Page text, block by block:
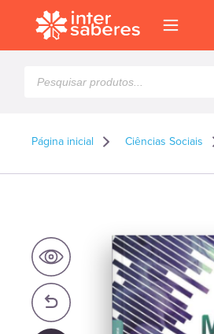
produtos
Página inicial Ciências Sociais